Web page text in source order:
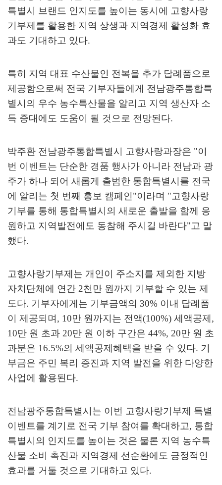
특별시 브랜드 인지도를 높이는 동시에 고향사랑
기부제를 활용한 지역 상생과 지역경제 활성화 효
과도 기대하고 있다.
특히 지역 대표 수산물인 전복을 추가 답례품으로
제공함으로써 전국 기부자들에게 전남광주통합특
별시의 우수 농수특산물을 알리고 지역 생산자 소
득 증대에도 도움이 될 것으로 전망된다.
박주환 전남광주통합특별시 고향사랑과장은 "이
번 이벤트는 단순한 경품 행사가 아니라 전남과 광
주가 하나 되어 새롭게 출범한 통합특별시를 전국
에 알리는 첫 번째 홍보 캠페인"이라며 "고향사랑
기부를 통해 통합특별시의 새로운 출발을 함께 응
원하고 지역발전에도 동참해 주시길 바란다"고 말
했다.
고향사랑기부제는 개인이 주소지를 제외한 지방
자치단체에 연간 2천만 원까지 기부할 수 있는 제
도다. 기부자에게는 기부금액의 30% 이내 답례품
이 제공되며 , 10만 원까지는 전액(100%) 세액공제 ,
10만 원 초과 20만 원 이하 구간은 44%, 20만 원 초
과분은 16.5%의 세액공제혜택을 받을 수 있다. 기
부금은 주민 복리 증진과 지역 발전을 위한 다양한
사업에 활용된다.
전남광주통합특별시는 이번 고향사랑기부제 특별
이벤트를 계기로 전국 기부 참여를 확대하고, 통합
특별시의 인지도를 높이는 것은 물론 지역 농수특
산물 소비 촉진과 지역경제 선순환에도 긍정적인
효과를 거둘 것으로 기대하고 있다.